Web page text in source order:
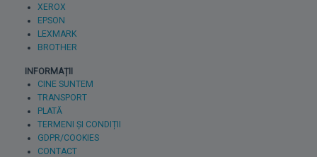
XEROX
EPSON
LEXMARK
BROTHER
INFORMAȚII
CINE SUNTEM
TRANSPORT
PLATĂ
TERMENI ȘI CONDIȚII
GDPR/COOKIES
CONTACT